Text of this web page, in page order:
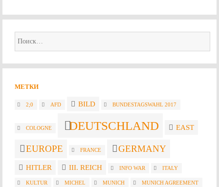
Найти:
МЕТКИ
2;0 AFD BILD BUNDESTAGSWAHL 2017
COLOGNE DEUTSCHLAND EAST
EUROPE FRANCE GERMANY
HITLER III. REICH INFO WAR ITALY
KULTUR MICHEL MUNICH MUNICH AGREEMENT